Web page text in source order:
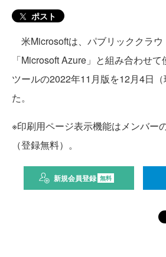
ポスト
米Microsoftは、パブリッククラウ
「Microsoft Azure」と組み合わせ
ツールの2022年11月版を12月4日
た。
※印刷用ページ表示機能はメンバー
（登録無料）。
新規会員登録 無料